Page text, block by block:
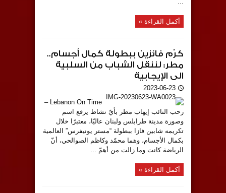
...
أكمل القراءة »
كرّم فائزين ببطولة كمال أجسام..
مطر: لننقل الشباب من السلبية
الى الإيجابية
2023-06-23
Lebanon On Time –
رحب النائب إيهاب مطر بأيّ نشاط يرفع اسم
وصورة مدينة طرابلس ولبنان عاليًا، معتبرًا خلال
تكريمه شابين فازا ببطولة “مستر يونيفرس” العالمية
بكمال الأجسام، وهما محمّد وكاظم الصوالحي، أنّ
الرياضة كانت وما زالت من أهمّ ...
أكمل القراءة »